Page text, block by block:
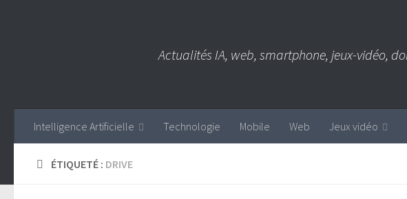
Actualités IA, web, smartphone, jeux-vidéo,
Intelligence Artificielle Technologie Mobile Web Jeux vidéo
ÉTIQUETÉ : DRIVE